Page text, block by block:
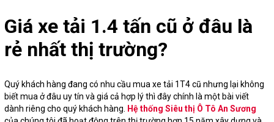
Giá xe tải 1.4 tấn cũ ở đâu là
rẻ nhất thị trường?
Quý khách hàng đang có nhu cầu mua xe tải 1T4 cũ nhưng lại không
biết mua ở đâu uy tín và giá cả hợp lý thì đây chính là một bài viết
dành riêng cho quý khách hàng.
Hệ thống Siêu thị Ô Tô An Sương